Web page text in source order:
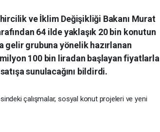
ve İklim Değişikliği Bakanı Murat
64 ilde yaklaşık 20 bin konutun
gelir grubuna yönelik hazırlanan
100 bin liradan başlayan fiyatlarla
sunulacağını bildirdi.
çalışmalar, sosyal konut projeleri ve yeni